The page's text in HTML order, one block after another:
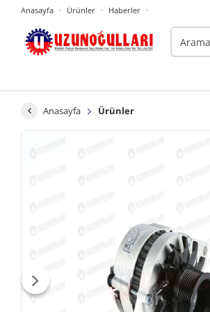
Anasayfa Ürünler Haberler
Anasayfa Ürünler